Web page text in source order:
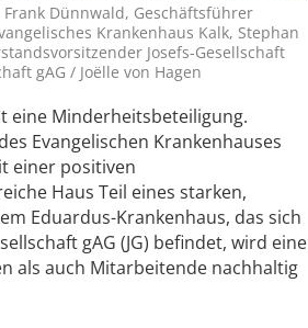
Dünnwald, Geschäftsführer
Krankenhaus Kalk, Stephan
Josefs-Gesellschaft
gAG / Joëlle von Hagen
eine Minderheitsbeteiligung.
Evangelischen Krankenhauses
einer positiven
Haus Teil eines starken,
Eduardus-Krankenhaus, das sich
gAG (JG) befindet, wird eine
als auch Mitarbeitende nachhaltig